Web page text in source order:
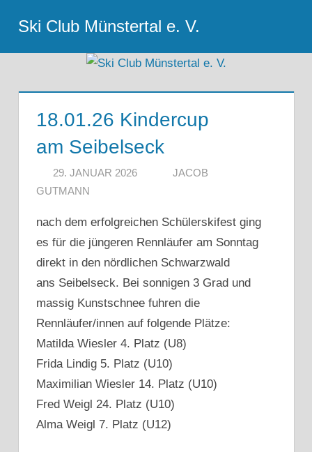
Inhalt
springen
Ski Club Münstertal e. V.
18.01.26 Kindercup
am Seibelseck
29. JANUAR 2026
JACOB
GUTMANN
nach dem erfolgreichen Schülerskifest ging
es für die jüngeren Rennläufer am Sonntag
direkt in den nördlichen Schwarzwald
ans Seibelseck. Bei sonnigen 3 Grad und
massig Kunstschnee fuhren die
Rennläufer/innen auf folgende Plätze:
Matilda Wiesler 4. Platz (U8)
Frida Lindig 5. Platz (U10)
Maximilian Wiesler 14. Platz (U10)
Fred Weigl 24. Platz (U10)
Alma Weigl 7. Platz (U12)